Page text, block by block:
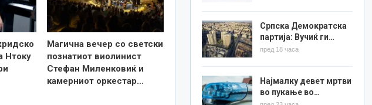
Нтоку
Магична вечер со светски
познатиот виолинист
Стефан Миленковиќ и
камерниот оркестар…
Српска Демократска
партија: Вучиќ ги…
пред 18 часа
Најмалку девет мртви
во пукање во…